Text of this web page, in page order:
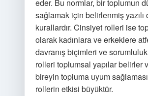
eder. Bu normlar, bir toplumun
sağlamak için belirlenmiş yazılı
kurallardır. Cinsiyet rolleri ise
olarak kadınlara ve erkeklere
davranış biçimleri ve
rolleri toplumsal yapılar belirler
bireyin topluma uyum
rollerin etkisi büyüktür.